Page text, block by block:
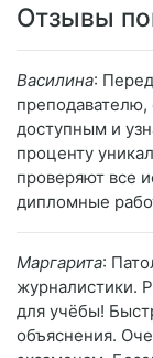
Отзывы
Василина:
преподавателю,
доступным и
проценту
проверяют все
дипломные
Маргарита:
журналистики.
для учёбы!
объяснения.